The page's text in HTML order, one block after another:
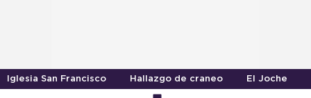
Iglesia San Francisco Hallazgo de craneo El Joche